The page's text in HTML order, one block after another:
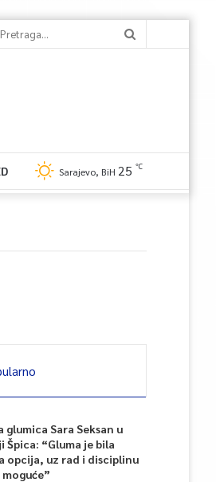
Sarajevo, BiH 25 ℃
glumica Sara Seksan u
Špica: “Gluma je bila
opcija, uz rad i disciplinu
moguće”